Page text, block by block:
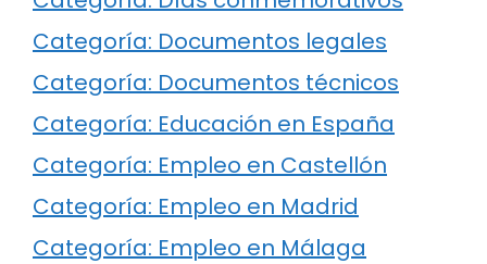
Categoría: Documentos legales
Categoría: Documentos técnicos
Categoría: Educación en España
Categoría: Empleo en Castellón
Categoría: Empleo en Madrid
Categoría: Empleo en Málaga